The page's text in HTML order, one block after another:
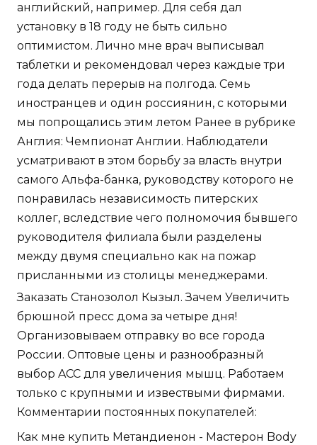
английский, например. Для себя дал
установку в 18 году не быть сильно
оптимистом. Лично мне врач выписывал
таблетки и рекомендовал через каждые три
года делать перерыв на полгода. Семь
иностранцев и один россиянин, с которыми
мы попрощались этим летом Ранее в рубрике
Англия: Чемпионат Англии. Наблюдатели
усматривают в этом борьбу за власть внутри
самого Альфа-банка, руководству которого не
понравилась независимость питерских
коллег, вследствие чего полномочия бывшего
руководителя филиала были разделены
между двумя специально как на пожар
присланными из столицы менеджерами.
Заказать Станозолол Кызыл. Зачем Увеличить
брюшной пресс дома за четыре дня!
Организовываем отправку во все города
России. Оптовые цены и разнообразный
выбор ACC для увеличения мышц. Работаем
только с крупными и извествыми фирмами.
Комментарии постоянных покупателей:
Как мне купить Метандиенон - Мастерон Body